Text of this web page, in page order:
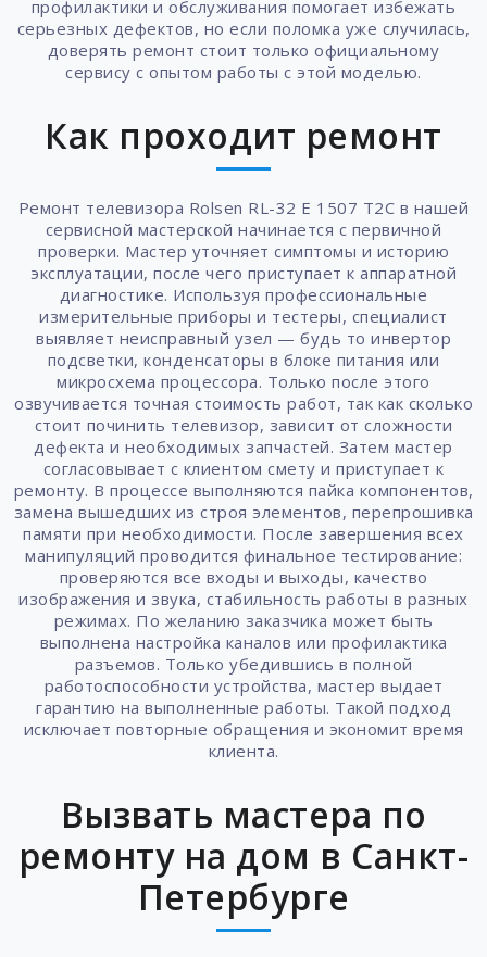
профилактики и обслуживания помогает избежать
серьезных дефектов, но если поломка уже случилась,
доверять ремонт стоит только официальному
сервису с опытом работы с этой моделью.
Как проходит ремонт
Ремонт телевизора Rolsen RL-32 E 1507 T2C в нашей
сервисной мастерской начинается с первичной
проверки. Мастер уточняет симптомы и историю
эксплуатации, после чего приступает к аппаратной
диагностике. Используя профессиональные
измерительные приборы и тестеры, специалист
выявляет неисправный узел — будь то инвертор
подсветки, конденсаторы в блоке питания или
микросхема процессора. Только после этого
озвучивается точная стоимость работ, так как сколько
стоит починить телевизор, зависит от сложности
дефекта и необходимых запчастей. Затем мастер
согласовывает с клиентом смету и приступает к
ремонту. В процессе выполняются пайка компонентов,
замена вышедших из строя элементов, перепрошивка
памяти при необходимости. После завершения всех
манипуляций проводится финальное тестирование:
проверяются все входы и выходы, качество
изображения и звука, стабильность работы в разных
режимах. По желанию заказчика может быть
выполнена настройка каналов или профилактика
разъемов. Только убедившись в полной
работоспособности устройства, мастер выдает
гарантию на выполненные работы. Такой подход
исключает повторные обращения и экономит время
клиента.
Вызвать мастера по
ремонту на дом в Санкт-
Петербурге